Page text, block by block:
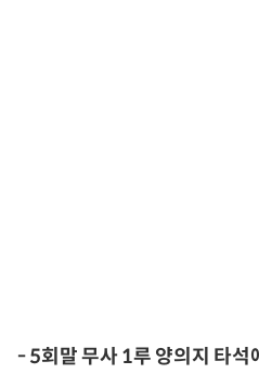
- 5회말 무사 1루 양의지 타석